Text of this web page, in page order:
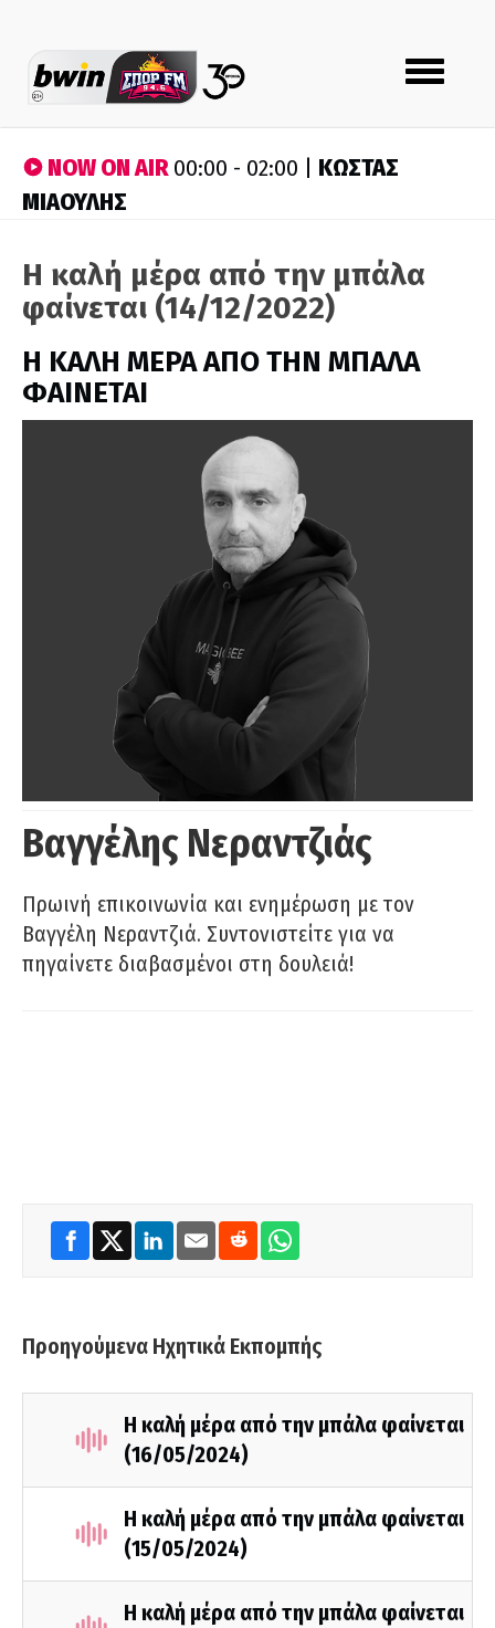
Toggle
navigation
NOW ON AIR00:00 - 02:00 | ΚΩΣΤΑΣ
ΜΙΑΟΥΛΗΣ
Η καλή μέρα από την μπάλα
φαίνεται (14/12/2022)
H ΚΑΛΗ ΜΕΡΑ ΑΠΟ ΤΗΝ ΜΠΑΛΑ
ΦΑΙΝΕΤΑΙ
Βαγγέλης Νεραντζιάς
Πρωινή επικοινωνία και ενημέρωση με τον
Βαγγέλη Νεραντζιά. Συντονιστείτε για να
πηγαίνετε διαβασμένοι στη δουλειά!
Προηγούμενα Ηχητικά Εκπομπής
Η καλή μέρα από την μπάλα φαίνεται
(16/05/2024)
Η καλή μέρα από την μπάλα φαίνεται
(15/05/2024)
Η καλή μέρα από την μπάλα φαίνεται